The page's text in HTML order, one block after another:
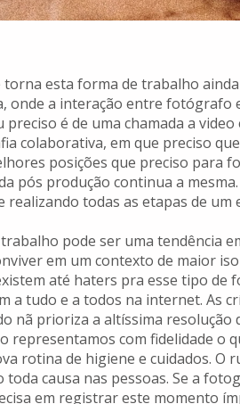
esta forma de trabalho
onde a interação entre fotógrafo
preciso é de uma chamada a
colaborativa, em que preciso
posições que preciso para
pós produção continua a
todas as etapas de um
pode ser uma tendência
em um contexto de maior
até haters pra esse tipo
a tudo e a todos na internet. As
nã prioriza a altíssima resolução
representamos com fidelidade o
rotina de higiene e cuidados. O
toda causa nas pessoas. Se a
em registrar este momento